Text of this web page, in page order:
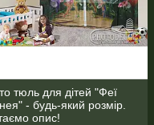
тюль для дітей "Феї
- будь-який розмір.
опис!